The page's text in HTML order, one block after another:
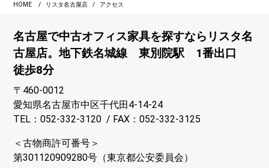
HOME リスタ名古屋店 アクセス
名古屋で中古オフィス家具を探すならリスタ名
古屋店。地下鉄名城線 東別院駅 1番出口
徒歩8分
〒460-0012
愛知県名古屋市中区千代田4-14-24
TEL：052-332-3120 / FAX：052-332-3125
＜古物商許可番号＞
第301120909280号（東京都公安委員会）